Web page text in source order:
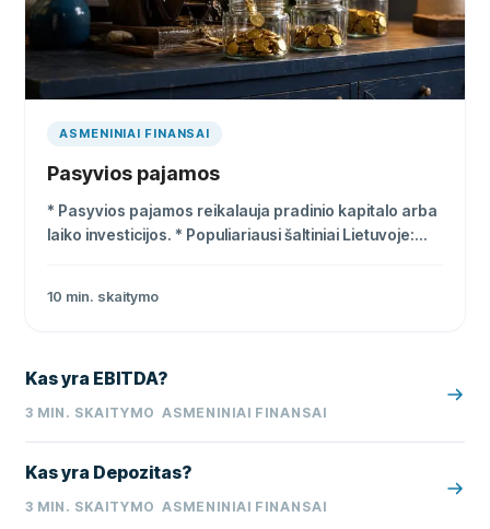
ASMENINIAI FINANSAI
Pasyvios pajamos
* Pasyvios pajamos reikalauja pradinio kapitalo arba
laiko investicijos. * Populiariausi šaltiniai Lietuvoje:
%, pirmieji 500 € per metus neapmokestinami.
10 min. skaitymo
Kas yra EBITDA?
3 MIN. SKAITYMO ASMENINIAI FINANSAI
Kas yra Depozitas?
3 MIN. SKAITYMO ASMENINIAI FINANSAI